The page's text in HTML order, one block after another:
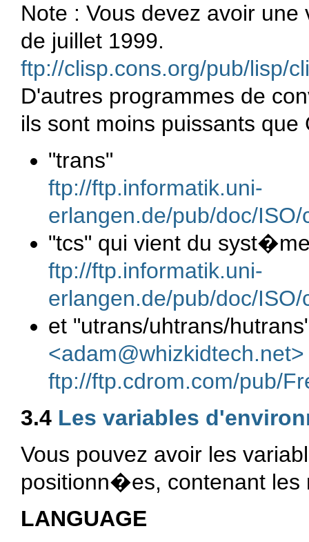
Note : Vous devez avoir
de juillet 1999.
ftp://clisp.cons.org/pub/lisp/
D'autres programmes de
ils sont moins puissants que
"trans"
ftp://ftp.informatik.uni-
erlangen.de/pub/doc/
"tcs" qui vient du
ftp://ftp.informatik.uni-
erlangen.de/pub/doc/
et "utrans/uhtrans/
<adam@whizkidtech.net>
ftp://ftp.cdrom.com/pub/
3.4 Les variables
Vous pouvez avoir les
positionn�es, contenant les
LANGUAGE